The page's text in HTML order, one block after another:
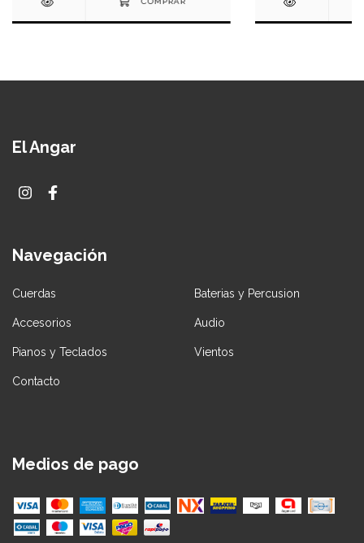
El Angar
Navegación
Cuerdas Baterias y Percusion
Accesorios Audio
Pianos y Teclados Vientos
Contacto
Medios de pago